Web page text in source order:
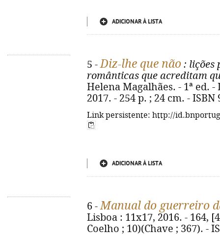
ADICIONAR À LISTA
5 -Diz-lhe que não : lições
românticas que acreditam
Helena Magalhães. - 1ª ed.
2017. - 254 p. ; 24 cm. - ISBN
Link persistente: http://
ADICIONAR À LISTA
6 -Manual do guerreiro
Lisboa : 11x17, 2016. - 164,
Coelho ; 10)(Chave ; 367). -